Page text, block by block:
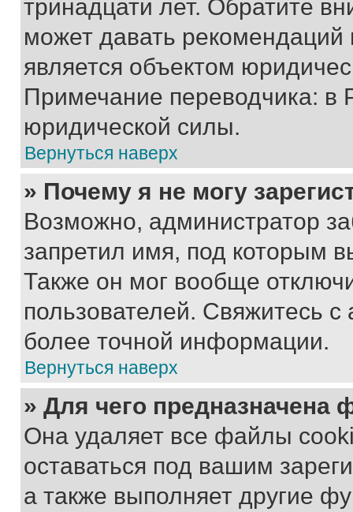
тринадцати лет. Обратите
может давать
является объектом
Примечание переводчика: в
юридической силы.
Вернуться наверх
» Почему я не могу
Возможно, администратор
запретил имя, под которым
Также он мог вообще
пользователей. Свяжитесь
более точной информации.
Вернуться наверх
» Для чего предназначена
Она удаляет все файлы
оставаться под вашим
а также выполняет другие